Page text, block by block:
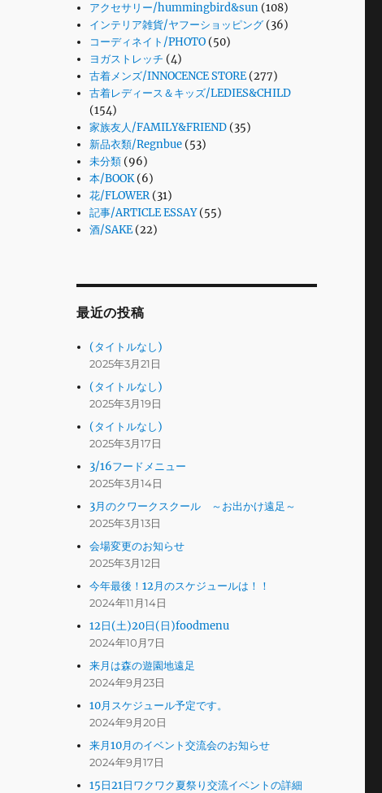
アクセサリー/hummingbird&sun (108)
インテリア雑貨/ヤフーショッピング (36)
コーディネイト/PHOTO (50)
ヨガストレッチ (4)
古着メンズ/INNOCENCE STORE (277)
古着レディース＆キッズ/LEDIES&CHILD
(154)
家族友人/FAMILY&FRIEND (35)
新品衣類/Regnbue (53)
未分類 (96)
本/BOOK(6)
花/FLOWER(31)
記事/ARTICLE ESSAY(55)
酒/SAKE (22)
最近の投稿
(タイトルなし)
2025年3月21日
(タイトルなし)
2025年3月19日
(タイトルなし)
2025年3月17日
3/16フードメニュー
2025年3月14日
3月のクワークスクール ～お出かけ遠足～
2025年3月13日
会場変更のお知らせ
2025年3月12日
今年最後！12月のスケジュールは！！
2024年11月14日
12日(土)20日(日)foodmenu
2024年10月7日
来月は森の遊園地遠足
2024年9月23日
10月スケジュール予定です。
2024年9月20日
来月10月のイベント交流会のお知らせ
2024年9月17日
15日21日ワクワク夏祭り交流イベントの詳細